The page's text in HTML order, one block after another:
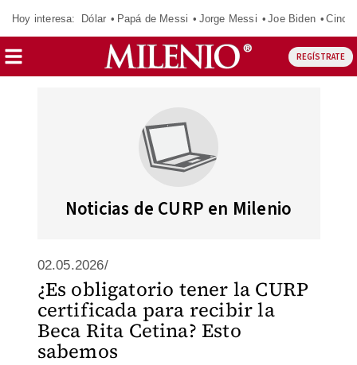
Hoy interesa: Dólar Papá de Messi Jorge Messi Joe Biden
REGÍSTRATE
Noticias de CURP en Milenio
02.05.2026/
¿Es obligatorio tener la CURP
certificada para recibir la
Beca Rita Cetina? Esto
sabemos